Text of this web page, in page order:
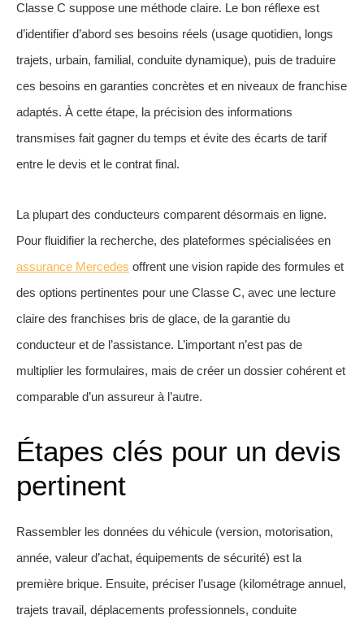
Classe C suppose une méthode claire. Le bon réflexe est
d’identifier d’abord ses besoins réels (usage quotidien, longs
trajets, urbain, familial, conduite dynamique), puis de traduire
ces besoins en garanties concrètes et en niveaux de franchise
adaptés. À cette étape, la précision des informations
transmises fait gagner du temps et évite des écarts de tarif
entre le devis et le contrat final.
La plupart des conducteurs comparent désormais en ligne.
Pour fluidifier la recherche, des plateformes spécialisées en
assurance Mercedes offrent une vision rapide des formules et
des options pertinentes pour une Classe C, avec une lecture
claire des franchises bris de glace, de la garantie du
conducteur et de l’assistance. L’important n’est pas de
multiplier les formulaires, mais de créer un dossier cohérent et
comparable d’un assureur à l’autre.
Étapes clés pour un devis
pertinent
Rassembler les données du véhicule (version, motorisation,
année, valeur d’achat, équipements de sécurité) est la
première brique. Ensuite, préciser l’usage (kilométrage annuel,
trajets travail, déplacements professionnels, conduite